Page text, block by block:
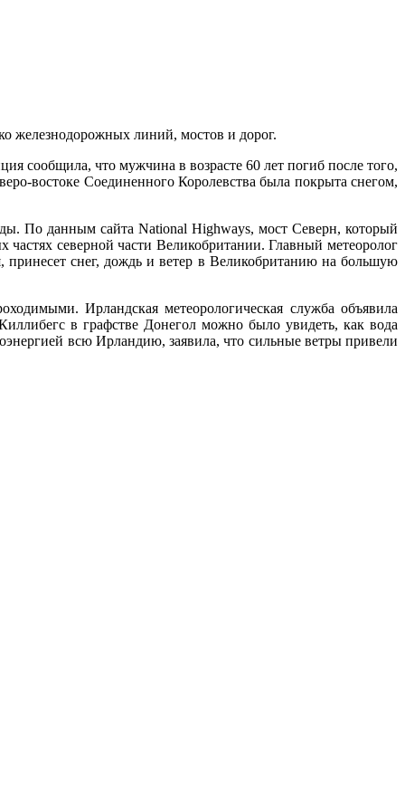
железнодорожных линий, мостов и дорог.
сообщила, что мужчина в возрасте 60 лет погиб после того,
востоке Соединенного Королевства была покрыта снегом,
По данным сайта National Highways, мост Северн, который
северной части Великобритании. Главный метеоролог
снег, дождь и ветер в Великобританию на большую
Ирландская метеорологическая служба объявила
в графстве Донегол можно было увидеть, как вода
всю Ирландию, заявила, что сильные ветры привели